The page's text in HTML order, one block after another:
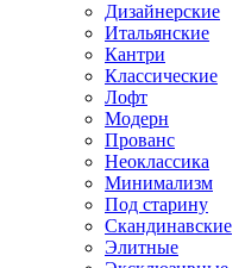
Дизайнерские
Итальянские
Кантри
Классические
Лофт
Модерн
Прованс
Неоклассика
Минимализм
Под старину
Скандинавские
Элитные